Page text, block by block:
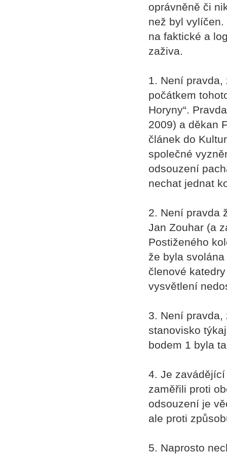
oprávněně či
než byl
na faktické a
zaživa.
1. Není pravda,
počátkem
Horyny“.
2009) a děkan
článek do
společné
odsouzení
nechat jednat
2. Není pravda
Jan Zouhar (a
Postiženého
že byla
členové
vysvětlení
3. Není
stanovisko
bodem 1 byla
4. Je
zaměřili proti
odsouzení je
ale proti
5. Naprosto